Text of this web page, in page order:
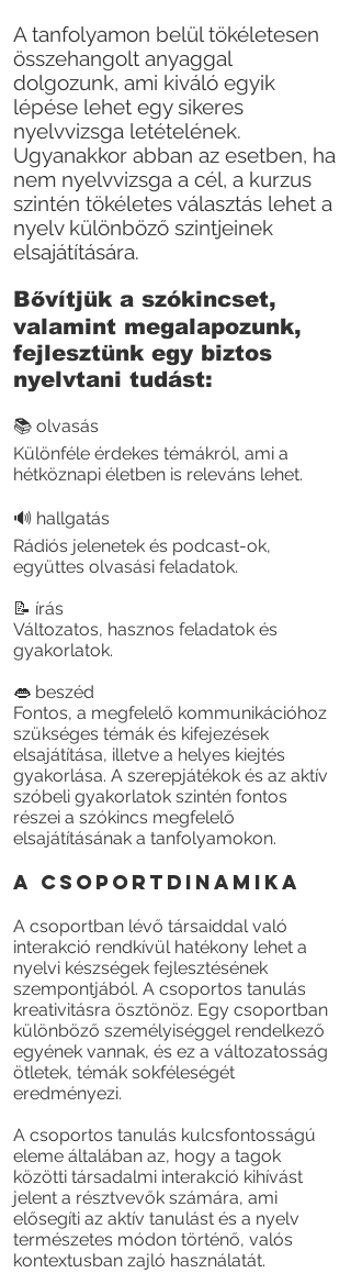
A tanfolyamon belül tökéletesen
összehangolt anyaggal
dolgozunk, ami kiváló egyik
lépése lehet egy sikeres
nyelvvizsga letételének.
Ugyanakkor abban az esetben, ha
nem nyelvvizsga a cél, a kurzus
szintén tökéletes választás lehet a
nyelv különböző szintjeinek
elsajátítására.
Bővítjük a szókincset,
valamint megalapozunk,
fejlesztünk egy biztos
nyelvtani tudást:
📚 olvasás
Különféle érdekes témákról, ami a
hétköznapi életben is releváns lehet.
🔊 hallgatás
Rádiós jelenetek és podcast-ok,
együttes olvasási feladatok.
📝 írás
Változatos, hasznos feladatok és
gyakorlatok.
👄 beszéd
Fontos, a megfelelő kommunikációhoz
szükséges témák és kifejezések
elsajátítása, illetve a helyes kiejtés
gyakorlása. A szerepjátékok és az aktív
szóbeli gyakorlatok szintén fontos
részei a szókincs megfelelő
elsajátításának a tanfolyamokon.
A CSOPORTDINAMIKA
A csoportban lévő társaiddal való
interakció rendkívül hatékony lehet a
nyelvi készségek fejlesztésének
szempontjából. A csoportos tanulás
kreativitásra ösztönöz. Egy csoportban
különböző személyiséggel rendelkező
egyének vannak, és ez a változatosság
ötletek, témák sokféleségét
eredményezi.
A csoportos tanulás kulcsfontosságú
eleme általában az, hogy a tagok
közötti társadalmi interakció kihívást
jelent a résztvevők számára, ami
elősegíti az aktív tanulást és a nyelv
természetes módon történő, valós
kontextusban zajló használatát.